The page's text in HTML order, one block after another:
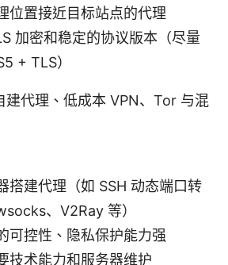
位置接近目标站点的代理
加密和稳定的协议版本（尽量
+ TLS）
建代理、低成本 VPN、Tor 与混
搭建代理（如 SSH 动态端口转
、V2Ray 等）
可控性、隐私保护能力强
技术能力和服务器维护